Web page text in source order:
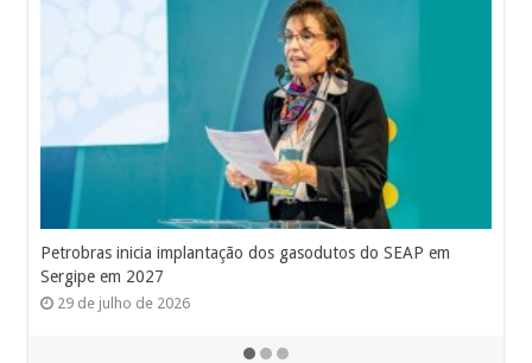
Petrobras inicia implantação dos gasodutos do SEAP em
Sergipe em 2027
29 de julho de 2026